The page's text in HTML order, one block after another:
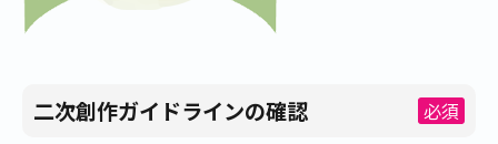
二次創作ガイドラインの確認 必須